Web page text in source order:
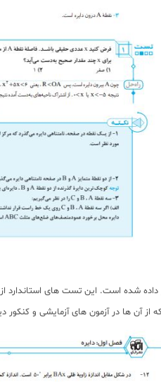
داده شده است. این تست های
ها در آزمون های آزمایشی و کنکور